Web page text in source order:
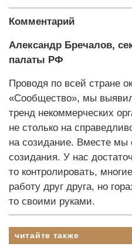
Комментарий
Александр Бречалов,
палаты РФ
Проводя по всей стране
«Сообщество», мы
тренд некоммерчес­ких
не столько на
на созидание. Вместе мы
созидания. У нас
то контролировать,
работу друг друга, но
то своими руками.
читайте также